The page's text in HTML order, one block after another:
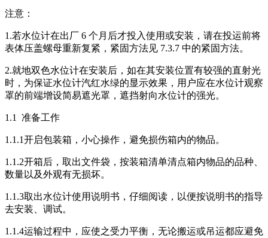
注意：
1.若水位计在出厂 6 个月后才投入使用或安装，请在投运前将
表体压盖螺母重新复紧，紧固方法见 7.3.7 中的紧固方法。
2.就地双色水位计在安装后，如在其安装位置有较强的直射光
时，为保证水位计汽红水绿的显示效果，用户应在水位计观察
罩的前端增设简易遮光罩，遮挡射向水位计的强光。
1.1 准备工作
1.1.1开启包装箱，小心操作，避免损伤箱内的物品。
1.1.2开箱后，取出文件袋，按装箱清单清点箱内物品的品种、
数量以及外观有无损坏。
1.1.3取出水位计使用说明书，仔细阅读，以便按说明书的指导
去安装、调试。
1.1.4运输过程中，应使之受力平衡，无论搬运或吊运都应避免